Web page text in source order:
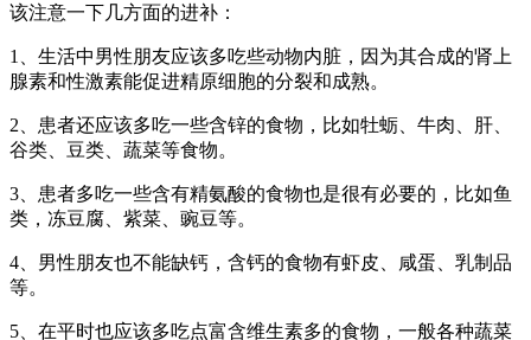
该注意一下几方面的进补：
1、生活中男性朋友应该多吃些动物内脏，因为其合成的肾上
腺素和性激素能促进精原细胞的分裂和成熟。
2、患者还应该多吃一些含锌的食物，比如牡蛎、牛肉、肝、
谷类、豆类、蔬菜等食物。
3、患者多吃一些含有精氨酸的食物也是很有必要的，比如鱼
类，冻豆腐、紫菜、豌豆等。
4、男性朋友也不能缺钙，含钙的食物有虾皮、咸蛋、乳制品
等。
5、在平时也应该多吃点富含维生素多的食物，一般各种蔬菜